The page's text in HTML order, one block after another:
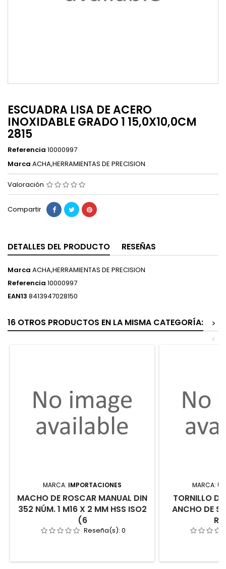
ESCUADRA LISA DE ACERO
INOXIDABLE GRADO 1 15,0X10,0CM
2815
Referencia 10000997
Marca ACHA,HERRAMIENTAS DE PRECISION
Valoración
Compartir
DETALLES DEL PRODUCTO RESEÑAS
Marca ACHA,HERRAMIENTAS DE PRECISION
Referencia 10000997
EAN13 8413947028150
16 OTROS PRODUCTOS EN LA MISMA CATEGORÍA:
>
<
MARCA: IMPORTACIONES
MACHO DE ROSCAR MANUAL DIN
352 NÚM. 1 M16 X 2 MM HSS ISO2
(6
Reseña(s): 0
MARCA:
TORNILLO
ANCHO DE